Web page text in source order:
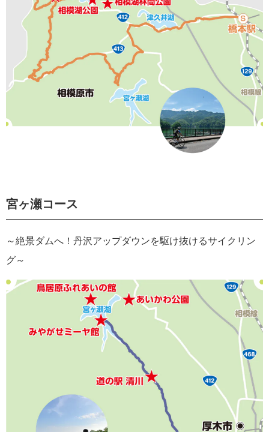
宮ヶ瀬コース
～絶景ダムへ！丹沢アップダウンを駆け抜けるサイクリン
グ～